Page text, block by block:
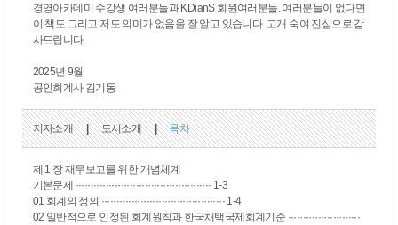
경영아카데미 수강생 여러분들과 KDianS 회원여러분들. 여러분들이 없다면
이 책도 그리고 저도 의미가 없음을 잘 알고 있습니다. 고개 숙여 진심으로 감
사드립니다.
2025년 9월
공인회계사 김기동
저자소개 | 도서소개 | 목차
제 1 장 재무보고를 위한 개념체계
기본문제 ············································· 1-3
01 회계의 정의 ········································· 1-4
02 일반적으로 인정된 회계원칙과 한국채택국제회계기준 ························